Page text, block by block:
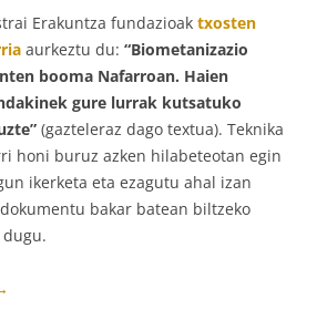
Erakuntza fundazioak txosten
aurkeztu du: “Biometanizazio
booma Nafarroan. Haien
gure lurrak kutsatuko
(gazteleraz dago textua). Teknika
honi buruz azken hilabeteotan egin
ikerketa eta ezagutu ahal izan
dokumentu bakar batean biltzeko